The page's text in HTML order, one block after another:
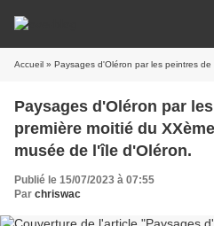
Accueil » Paysages d'Oléron par les peintres de la première
Paysages d'Oléron par
première moitié du
musée de l'île d'Oléron.
Publié le 15/07/2023 à 07:55
Par chriswac